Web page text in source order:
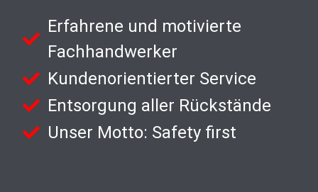
Erfahrene und motivierte
Fachhandwerker
Kundenorientierter Service
Entsorgung aller Rückstände
Unser Motto: Safety first